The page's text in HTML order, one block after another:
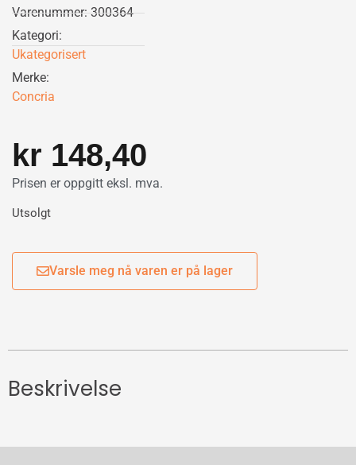
Varenummer: 300364
Kategori:
Ukategorisert
Merke:
Concria
kr 148,40
Prisen er oppgitt eksl. mva.
Utsolgt
Varsle meg nå varen er på lager
Beskrivelse